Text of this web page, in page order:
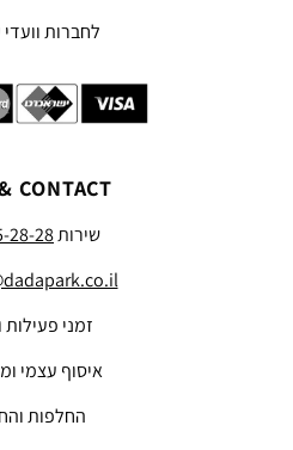
לחברות וועדי
CONTACT
שירות28-28
זמני פעילות
איסוף עצמי
החלפות